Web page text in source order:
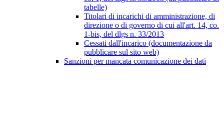
tabelle)
Titolari di incarichi di amministrazione, di
direzione o di governo di cui all'art. 14, co.
1-bis, del dlgs n. 33/2013
Cessati dall'incarico (documentazione da
pubblicare sul sito web)
Sanzioni per mancata comunicazione dei dati